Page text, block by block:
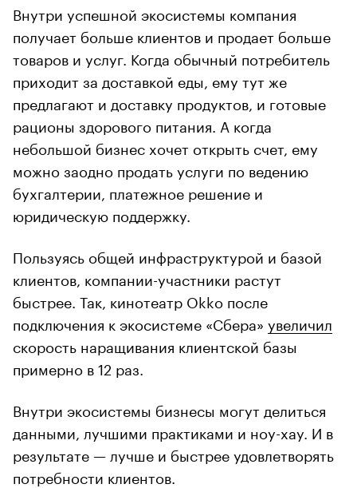
Внутри успешной экосистемы компания
получает больше клиентов и продает больше
товаров и услуг. Когда обычный потребитель
приходит за доставкой еды, ему тут же
предлагают и доставку продуктов, и готовые
рационы здорового питания. А когда
небольшой бизнес хочет открыть счет, ему
можно заодно продать услуги по ведению
бухгалтерии, платежное решение и
юридическую поддержку.
Пользуясь общей инфраструктурой и базой
клиентов, компании-участники растут
быстрее. Так, кинотеатр Okko после
подключения к экосистеме «Сбера» увеличил
скорость наращивания клиентской базы
примерно в 12 раз.
Внутри экосистемы бизнесы могут делиться
данными, лучшими практиками и ноу-хау. И в
результате — лучше и быстрее удовлетворять
потребности клиентов.